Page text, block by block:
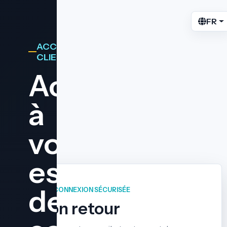
ACCÈS
CLIENT
Accédez
à
votre
espace
de
FR
CONNEXION SÉCURISÉE
Bon retour